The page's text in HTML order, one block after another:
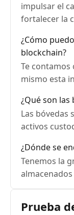
impulsar el
fortalecer la
¿Cómo
blockchain?
Te
mismo esta
¿Qué son las
Las bóvedas
activos
¿Dónde se
Tenemos la
Prueba